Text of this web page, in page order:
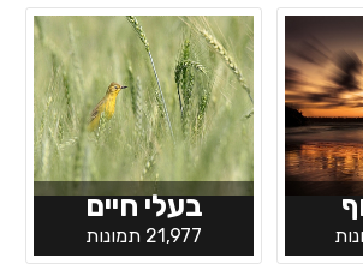
בעלי חיים
21,977 תמונות